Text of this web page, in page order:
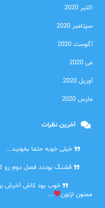
اکتبر 2020
سپتامبر 2020
آگوست 2020
می 2020
آوریل 2020
مارس 2020
آخرین نظرات
خیلی خوبه حتما بخونید...
قشنگ بوددد فصل دوم رو
خوب بود کاش آخرش
ممنون ازتون
...